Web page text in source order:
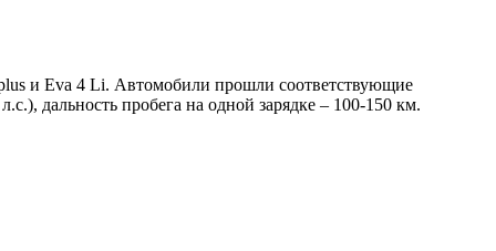
и Eva 4 Li. Автомобили прошли соответствующие
дальность пробега на одной зарядке – 100-150 км.